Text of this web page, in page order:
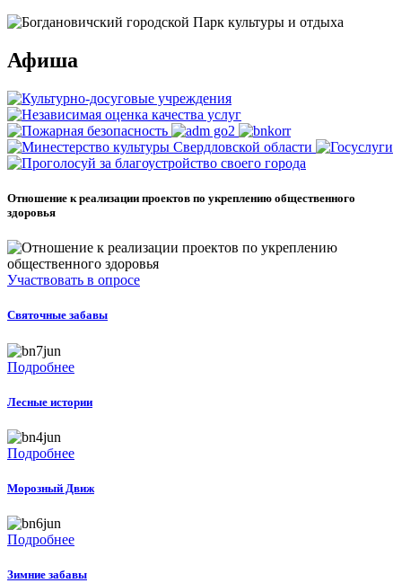
Афиша
Отношение к реализации проектов по укреплению общественного
здоровья
Участвовать в опросе
Святочные забавы
Подробнее
Лесные истории
Подробнее
Морозный Движ
Подробнее
Зимние забавы